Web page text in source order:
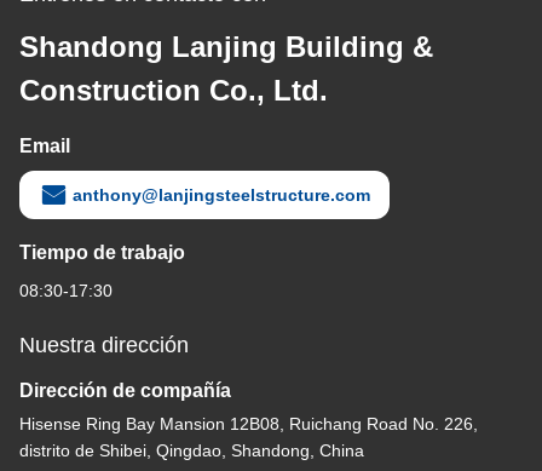
Shandong Lanjing Building &
Construction Co., Ltd.
Email
anthony@lanjingsteelstructure.com
Tiempo de trabajo
08:30-17:30
Nuestra dirección
Dirección de compañía
Hisense Ring Bay Mansion 12B08, Ruichang Road No. 226,
distrito de Shibei, Qingdao, Shandong, China